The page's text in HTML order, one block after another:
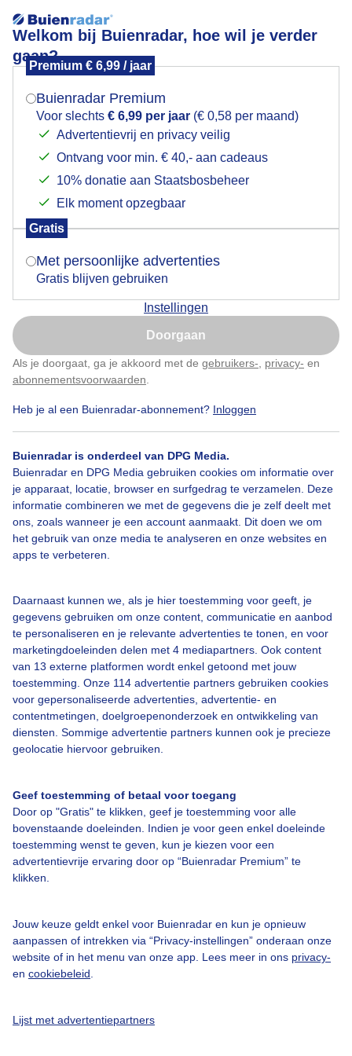
Welkom bij Buienradar, hoe wil je verder
gaan?
Premium € 6,99 / jaar
Buienradar Premium
Voor slechts € 6,99 per jaar (€ 0,58 per maand)
Advertentievrij en privacy veilig
Ontvang voor min. € 40,- aan cadeaus
10% donatie aan Staatsbosbeheer
Elk moment opzegbaar
Gratis
Met persoonlijke advertenties
Gratis blijven gebruiken
Instellingen
Doorgaan
Als je doorgaat, ga je akkoord met de gebruikers- privacy- en
abonnementsvoorwaarden
Heb je al een Buienradar-abonnement? Inloggen
Buienradar is onderdeel van DPG Media.
Buienradar en DPG Media gebruiken cookies om informatie over
je apparaat, locatie, browser en surfgedrag te verzamelen. Deze
informatie combineren we met de gegevens die je zelf deelt met
ons, zoals wanneer je een account aanmaakt. Dit doen we om
het gebruik van onze media te analyseren en onze websites en
apps te verbeteren.
Daarnaast kunnen we, als je hier toestemming voor geeft, je
gegevens gebruiken om onze content, communicatie en aanbod
te personaliseren en je relevante advertenties te tonen, en voor
marketingdoeleinden delen met 4 mediapartners. Ook content
van 13 externe platformen wordt enkel getoond met jouw
toestemming. Onze 114 advertentie partners gebruiken cookies
voor gepersonaliseerde advertenties, advertentie- en
contentmetingen, doelgroepenonderzoek en ontwikkeling van
diensten. Sommige advertentie partners kunnen ook je precieze
geolocatie hiervoor gebruiken.
Geef toestemming of betaal voor toegang
Door op "Gratis" te klikken, geef je toestemming voor alle
bovenstaande doeleinden. Indien je voor geen enkel doeleinde
toestemming wenst te geven, kun je kiezen voor een
advertentievrije ervaring door op “Buienradar Premium” te
klikken.
Jouw keuze geldt enkel voor Buienradar en kun je opnieuw
aanpassen of intrekken via “Privacy-instellingen” onderaan onze
website of in het menu van onze app. Lees meer in ons privacy-
en cookiebeleid
Lijst met advertentiepartners
Bewolkt rustig herfstweer
Door: ries rombouts Gemaakt: 10-10-2025, 45x bekeken
Herfstbladeren Herfst Wolken
Bekijk slideshow
Over Buienradar
Bedrijfsgegevens
Contact
Toegankelijkheid
Gebruikersvoorwaarden
Adverteren
Privacy beleid
Cookie beleid
Mogen we je locatie gebruiken voor het
Indien je hier nog geen akkoord op hebt gegeven,
verschijnt er zo een pop-up uit je browser waarin
Is goed, toon de popup
Nu niet, misschien later
Klik hierom dit aan te passen